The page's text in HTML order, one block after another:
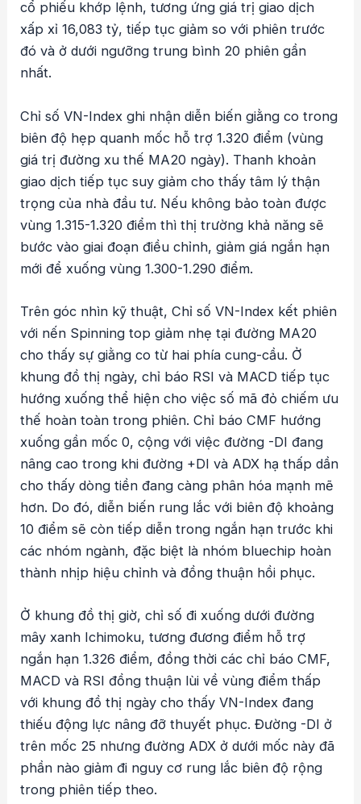
cổ phiếu khớp lệnh, tương ứng giá trị giao dịch
xấp xỉ 16,083 tỷ, tiếp tục giảm so với phiên trước
đó và ở dưới ngưỡng trung bình 20 phiên gần
nhất.
Chỉ số VN-Index ghi nhận diễn biến giằng co trong
biên độ hẹp quanh mốc hỗ trợ 1.320 điểm (vùng
giá trị đường xu thế MA20 ngày). Thanh khoản
giao dịch tiếp tục suy giảm cho thấy tâm lý thận
trọng của nhà đầu tư. Nếu không bảo toàn được
vùng 1.315-1.320 điểm thì thị trường khả năng sẽ
bước vào giai đoạn điều chỉnh, giảm giá ngắn hạn
mới để xuống vùng 1.300-1.290 điểm.
Trên góc nhìn kỹ thuật, Chỉ số VN-Index kết phiên
với nến Spinning top giảm nhẹ tại đường MA20
cho thấy sự giằng co từ hai phía cung-cầu. Ở
khung đồ thị ngày, chỉ báo RSI và MACD tiếp tục
hướng xuống thể hiện cho việc số mã đỏ chiếm ưu
thế hoàn toàn trong phiên. Chỉ báo CMF hướng
xuống gần mốc 0, cộng với việc đường -DI đang
nâng cao trong khi đường +DI và ADX hạ thấp dần
cho thấy dòng tiền đang càng phân hóa mạnh mẽ
hơn. Do đó, diễn biến rung lắc với biên độ khoảng
10 điểm sẽ còn tiếp diễn trong ngắn hạn trước khi
các nhóm ngành, đặc biệt là nhóm bluechip hoàn
thành nhịp hiệu chỉnh và đồng thuận hồi phục.
Ở khung đồ thị giờ, chỉ số đi xuống dưới đường
mây xanh Ichimoku, tương đương điểm hỗ trợ
ngắn hạn 1.326 điểm, đồng thời các chỉ báo CMF,
MACD và RSI đồng thuận lùi về vùng điểm thấp
với khung đồ thị ngày cho thấy VN-Index đang
thiếu động lực nâng đỡ thuyết phục. Đường -DI ở
trên mốc 25 nhưng đường ADX ở dưới mốc này đã
phần nào giảm đi nguy cơ rung lắc biên độ rộng
trong phiên tiếp theo.